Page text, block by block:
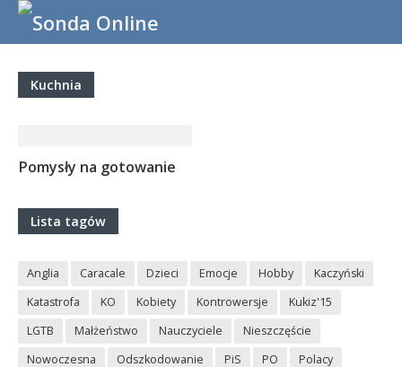
Kuchnia
Pomysły na gotowanie
Lista tagów
Anglia Caracale Dzieci Emocje Hobby
Kaczyński
Katastrofa
KO Kobiety Kontrowersje
Kukiz'15
LGTB
Małżeństwo Nauczyciele
Nieszczęście
Nowoczesna
Odszkodowanie PiS PO
Polacy